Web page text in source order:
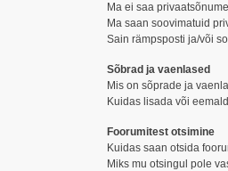
Ma ei saa
Ma saan soovimatuid
Sain rämpsposti ja/või
Sõbrad ja vaenlased
Mis on sõprade ja
Kuidas lisada või
Foorumitest otsimine
Kuidas saan otsida
Miks mu otsingul pole